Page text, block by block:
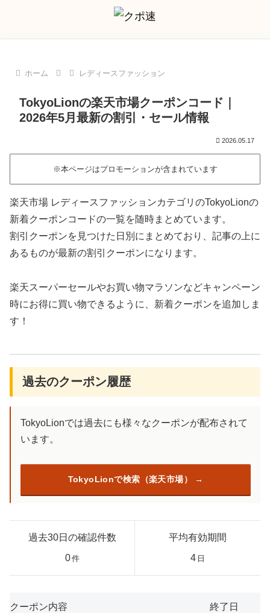
ホーム レディースファッション
TokyoLionの楽天市場クーポンコード｜
2026年5月最新の割引・セール情報
2026.05.17
※本ページはプロモーションが含まれています
楽天市場 レディースファッションカテゴリのTokyoLionの
新着クーポンコードの一覧を随時まとめています。
割引クーポンを見つけた日別にまとめており、記事の上に
あるものが最新の割引クーポンになります。
楽天スーパーセールやお買い物マラソンなどキャンペーン
時にお得に買い物できるように、新着クーポンを追加しま
す！
過去のクーポン履歴
TokyoLionでは過去にも様々なクーポンが配布されて
います。
TokyoLionで検索（楽天市場）
過去30日の確認件数
0件
平均有効期間
4 日
クーポン内容 終了日